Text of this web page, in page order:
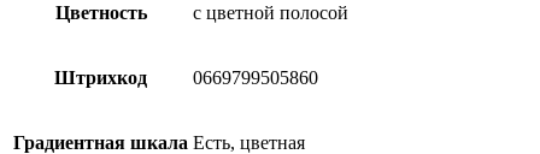
Цветность с цветной полосой
Штрихкод 0669799505860
Градиентная шкала Есть, цветная